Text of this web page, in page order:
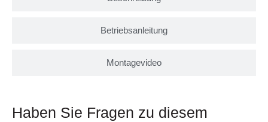
Betriebsanleitung
Montagevideo
Haben Sie Fragen zu diesem